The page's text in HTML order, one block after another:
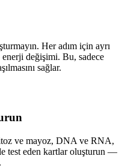
Her adım için ayrı
değişimi. Bu, sadece
sağlar.
ve mayoz, DNA ve RNA,
test eden kartlar oluşturun —